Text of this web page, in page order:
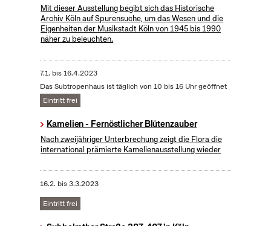
Mit dieser Ausstellung begibt sich das Historische
Archiv Köln auf Spurensuche, um das Wesen und die
Eigenheiten der Musikstadt Köln von 1945 bis 1990
näher zu beleuchten.
7.1. bis16.4.2023
Das Subtropenhaus ist täglich von 10 bis 16 Uhr geöffnet
Eintritt frei
Kamelien - Fernöstlicher Blütenzauber
Nach zweijähriger Unterbrechung zeigt die Flora die
international prämierte Kamelienausstellung wieder
16.2. bis3.3.2023
Eintritt frei